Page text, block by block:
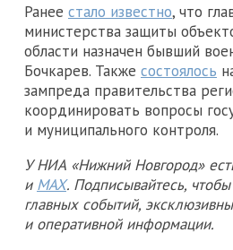
Ранее стало известно, что
министерства защиты
области назначен бывший
Бочкарев. Также состоялось
зампреда правительства
координировать вопросы
и муниципального контроля.
У НИА «Нижний Новгород»
и MAX. Подписывайтесь,
главных событий,
и оперативной информации.